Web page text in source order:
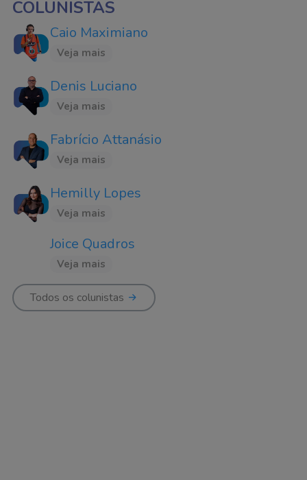
COLUNISTAS
Caio Maximiano
Veja mais
Denis Luciano
Veja mais
Fabrício Attanásio
Veja mais
Hemilly Lopes
Veja mais
Joice Quadros
Veja mais
Todos os colunistas